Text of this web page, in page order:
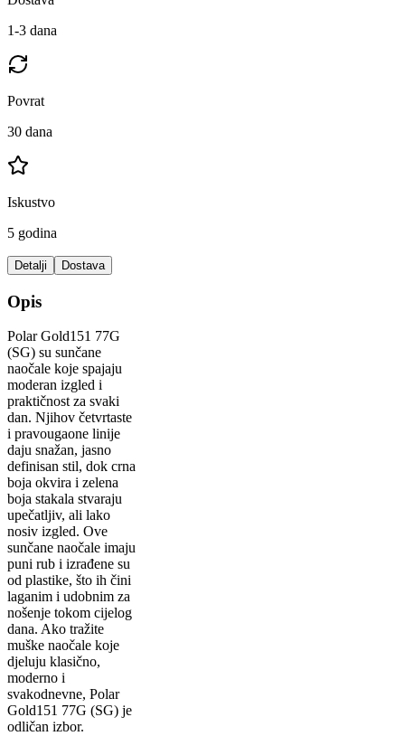
1-3 dana
Povrat
30 dana
Iskustvo
5 godina
Detalji Dostava
Opis
Polar Gold151 77G
(SG) su sunčane
naočale koje spajaju
moderan izgled i
praktičnost za svaki
dan. Njihov četvrtaste
i pravougaone linije
daju snažan, jasno
definisan stil, dok crna
boja okvira i zelena
boja stakala stvaraju
upečatljiv, ali lako
nosiv izgled. Ove
sunčane naočale imaju
puni rub i izrađene su
od plastike, što ih čini
laganim i udobnim za
nošenje tokom cijelog
dana. Ako tražite
muške naočale koje
djeluju klasično,
moderno i
svakodnevne, Polar
Gold151 77G (SG) je
odličan izbor.